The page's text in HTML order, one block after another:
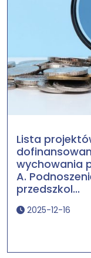
Lista
wychowania
A.
przedszkol...
2025-12-16